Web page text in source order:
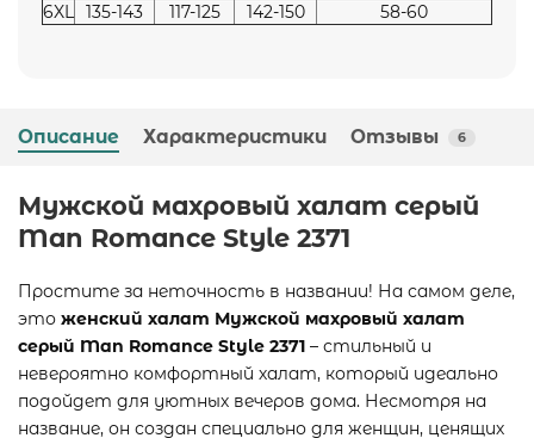
6XL 135-143 117-125 142-150 58-60
Описание Характеристики Отзывы 6
Мужской махровый халат серый
Man Romance Style 2371
Простите за неточность в названии! На самом деле,
это женский халат Мужской махровый халат
серый Man Romance Style 2371 – стильный и
невероятно комфортный халат, который идеально
подойдет для уютных вечеров дома. Несмотря на
название, он создан специально для женщин, ценящих